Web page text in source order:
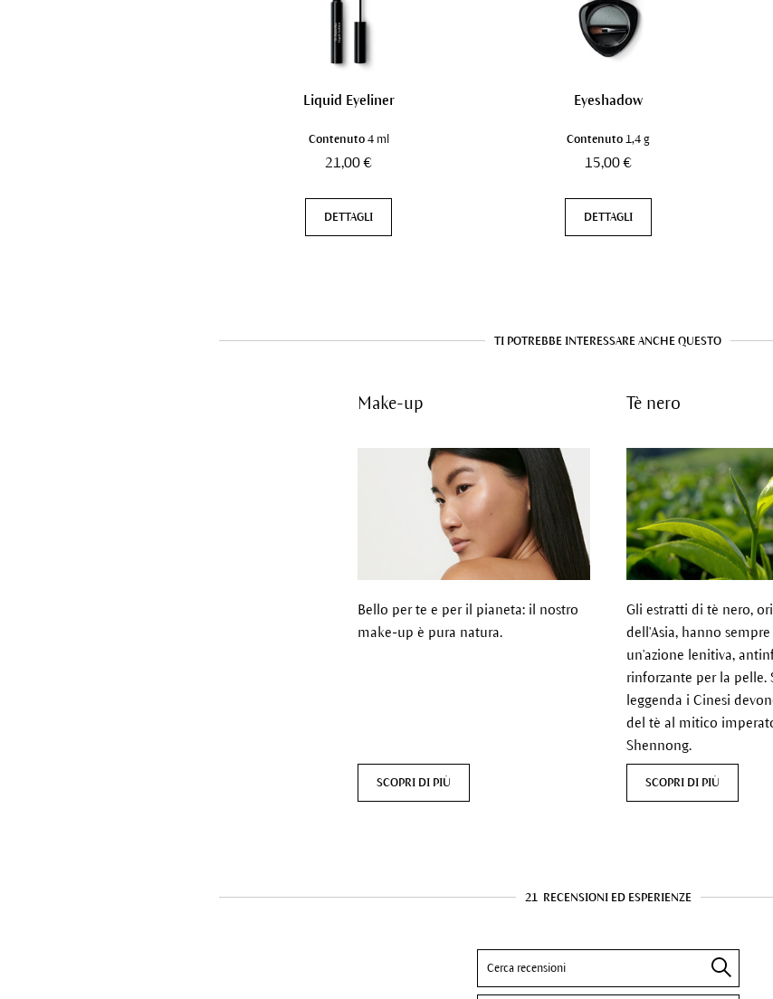
Liquid Eyeliner
Contenuto 4 ml
21,00 €
DETTAGLI
Eyeshadow
Contenuto 1,4 g
15,00 €
DETTAGLI
TI POTREBBE INTERESSARE ANCHE QUESTO
Make-up
Bello per te e per il pianeta: il nostro
make-up è pura natura.
SCOPRI DI PIÙ
Tè nero
Gli estratti di tè nero,
dell'Asia, hanno
un'azione lenitiva,
rinforzante per la pelle.
leggenda i Cinesi
del tè al mitico
Shennong.
SCOPRI DI PIÙ
21 RECENSIONI ED ESPERIENZE